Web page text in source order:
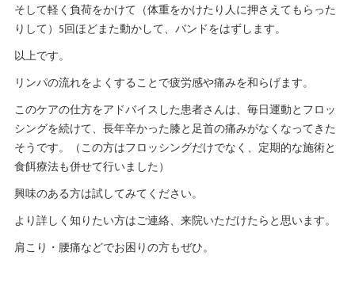
そして軽く負荷をかけて（体重をかけたり人に押さえてもらった
りして）5回ほどまた動かして、バンドをはずします。
以上です。
リンパの流れをよくすることで疲労感や痛みを和らげます。
このケアの仕方をアドバイスした患者さんは、毎日運動とフロッ
シングを続けて、長年辛かった膝と足首の痛みがなくなってきた
そうです。（この方はフロッシングだけでなく、定期的な施術と
食餌療法も併せて行いました）
興味のある方は試してみてください。
より詳しく知りたい方はご連絡、来院いただけたらと思います。
肩こり・腰痛などでお困りの方もぜひ。